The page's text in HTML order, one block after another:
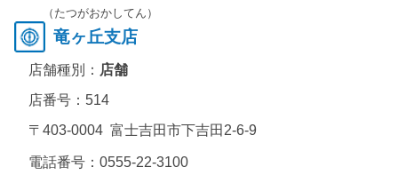
（たつがおかしてん）
竜ヶ丘支店
店舗種別： 店舗
店番号：514
〒403-0004 富士吉田市下吉田2-6-9
電話番号： 0555-22-3100